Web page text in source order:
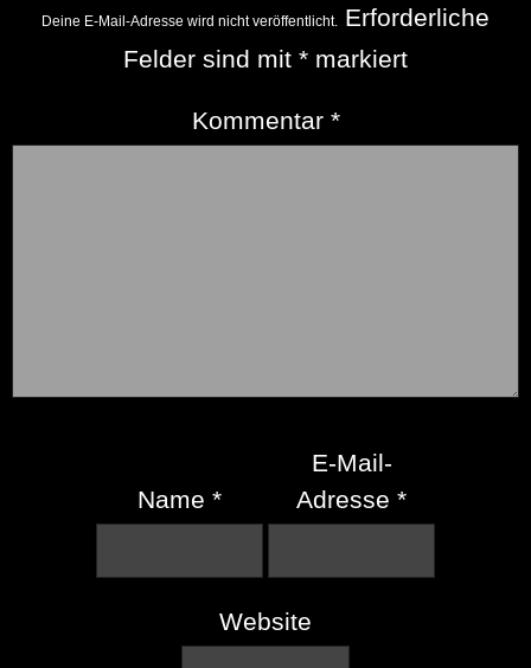
Deine E-Mail-Adresse wird nicht veröffentlicht.
Erforderliche
Felder sind mit * markiert
Kommentar *
Name *
E-Mail-
Adresse*
Website